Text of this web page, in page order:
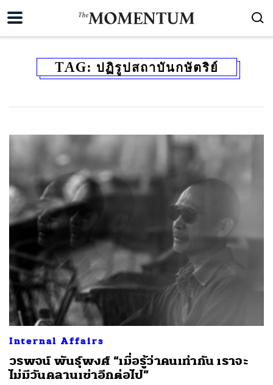
TAG: ปฏิรูปสถาบันกษัตริย์
Internal Affairs
วรพจน์ พันธุ์พงศ์ “เมื่อรู้ว่าคนเท่ากัน เราจะ
ไม่มีวันคลานเข่าอีกต่อไป”